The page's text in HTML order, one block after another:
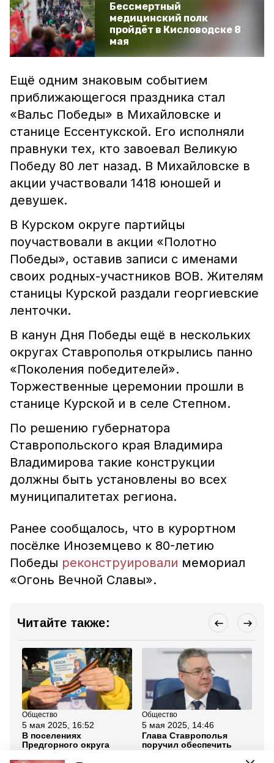
Бессмертный
медицинский полк
пройдёт в Кисловодске 8
мая
Ещё одним знаковым событием
приближающегося праздника стал
«Вальс Победы» в Михайловске и
станице Ессентукской. Его исполняли
правнуки тех, кто завоевал Великую
Победу 80 лет назад. В Михайловске в
акции участвовали 1418 юношей и
девушек.
В Курском округе партийцы
поучаствовали в акции «Полотно
Победы», оставив записи с именами
своих родных-участников ВОВ. Жителям
станицы Курской раздали георгиевские
ленточки.
В канун Дня Победы ещё в нескольких
округах Ставрополья открылись панно
«Поколения победителей».
Торжественные церемонии прошли в
станице Курской и в селе Степном.
По решению губернатора
Ставропольского края Владимира
Владимирова такие конструкции
должны быть установлены во всех
муниципалитетах региона.
Ранее сообщалось, что в курортном
посёлке Иноземцево к 80-летию
Победы реконструировали мемориал
«Огонь Вечной Славы».
Читайте также:
Общество
5 мая 2025, 16:52
В поселениях
Предгорного округа
Общество
5 мая 2025, 14:46
Глава Ставрополья
поручил обеспечить